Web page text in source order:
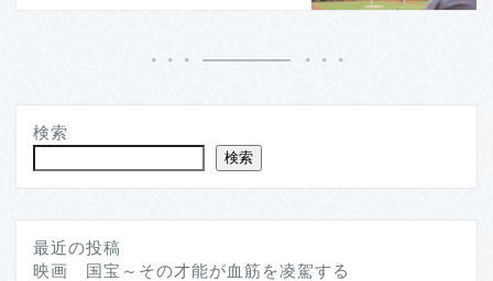
検索
検索
最近の投稿
映画 国宝～その才能が血筋を凌駕する